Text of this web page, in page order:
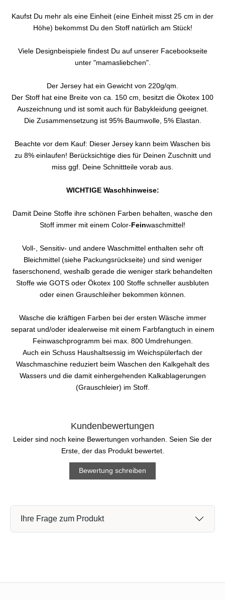
Kaufst Du mehr als eine Einheit (eine Einheit misst 25 cm in der
Höhe) bekommst Du den Stoff natürlich am Stück!
Viele Designbeispiele findest Du auf unserer Facebookseite
unter "mamasliebchen".
Der Jersey hat ein Gewicht von 220g/qm.
Der Stoff hat eine Breite von ca. 150 cm, besitzt die Ökotex 100
Auszeichnung und ist somit auch für Babykleidung geeignet.
Die Zusammensetzung ist 95% Baumwolle, 5% Elastan.
Beachte vor dem Kauf: Dieser Jersey kann beim Waschen bis
zu 8% einlaufen! Berücksichtige dies für Deinen Zuschnitt und
miss ggf. Deine Schnittteile vorab aus.
WICHTIGE Waschhinweise:
Damit Deine Stoffe ihre schönen Farben behalten, wasche den
Stoff immer mit einem Color-Feinwaschmittel!
Voll-, Sensitiv- und andere Waschmittel enthalten sehr oft
Bleichmittel (siehe Packungsrückseite) und sind weniger
faserschonend, weshalb gerade die weniger stark behandelten
Stoffe wie GOTS oder Ökotex 100 Stoffe schneller ausbluten
oder einen Grauschleiher bekommen können.
Wasche die kräftigen Farben bei der ersten Wäsche immer
separat und/oder idealerweise mit einem Farbfangtuch in einem
Feinwaschprogramm bei max. 800 Umdrehungen.
Auch ein Schuss Haushaltsessig im Weichspülerfach der
Waschmaschine reduziert beim Waschen den Kalkgehalt des
Wassers und die damit einhergehenden Kalkablagerungen
(Grauschleier) im Stoff.
Kundenbewertungen
Leider sind noch keine Bewertungen vorhanden. Seien Sie der
Erste, der das Produkt bewertet.
Bewertung schreiben
Ihre Frage zum Produkt